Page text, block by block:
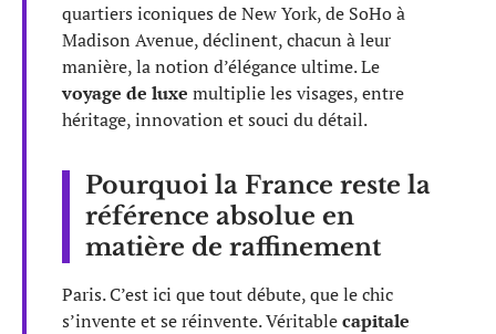
quartiers iconiques de New York, de SoHo à
Madison Avenue, déclinent, chacun à leur
manière, la notion d’élégance ultime. Le
voyage de luxe multiplie les visages, entre
héritage, innovation et souci du détail.
Pourquoi la France reste la
référence absolue en
matière de raffinement
Paris. C’est ici que tout débute, que le chic
s’invente et se réinvente. Véritablecapitale